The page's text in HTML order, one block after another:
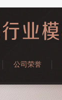
公司荣誉